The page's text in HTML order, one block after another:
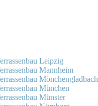
Leipzig
Mannheim
Mönchengladbach
München
Münster